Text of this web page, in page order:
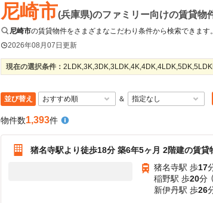
尼崎市(兵庫県)のファミリー向けの賃貸物
尼崎市の賃貸物件をさまざまなこだわり条件から検索できます。
2026年08月07日更新
現在の選択条件：
並び替え ＆
物件数1,393件
猪名寺駅より徒歩18分 築6年5ヶ月 2階建の賃貸
猪名寺駅 歩17
稲野駅 歩20分
新伊丹駅 歩26